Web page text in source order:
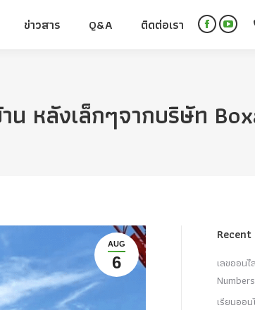
ข่าวสาร Q&A ติดต่อเรา
Facebook
new
window
หลังเล็กๆจากบริษัท
AUG
6
เลขออน
เรียนออ
ข่าวสาร Q&A ติดต่อเรา
Facebook
window